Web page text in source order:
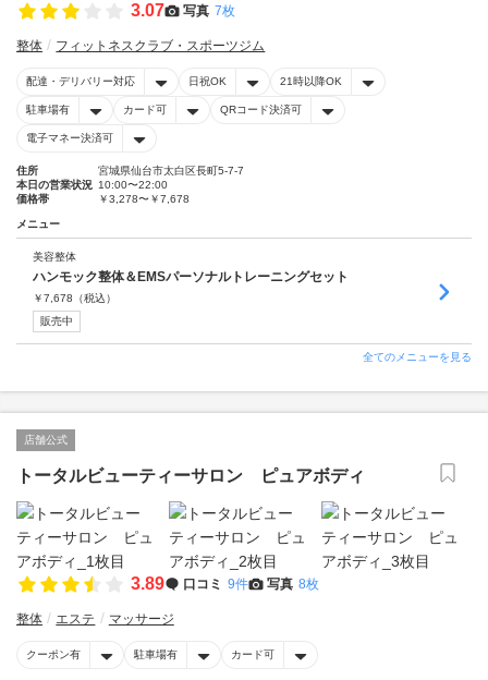
3.07 写真 7枚
整体 フィットネスクラブ・スポーツジム
配達・デリバリー対応 日祝OK 21時以降OK
駐車場有 カード可 QRコード決済可
電子マネー決済可
住所
宮城県仙台市太白区長町5-7-7
本日の営業状況 10:00〜22:00
価格帯
￥3,278〜￥7,678
メニュー
美容整体
ハンモック整体＆EMSパーソナルトレーニングセット
￥7,678 （税込）
販売中
全てのメニューを見る
店舗公式
トータルビューティーサロン ピュアボディ
3.89 口コミ 9件 写真 8枚
整体 エステ マッサージ
クーポン有 駐車場有 カード可